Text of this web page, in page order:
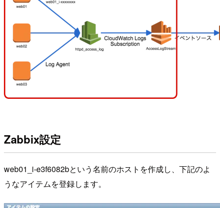
Zabbix設定
web01_i-e3f6082bという名前のホストを作成し、下記のよ
うなアイテムを登録します。